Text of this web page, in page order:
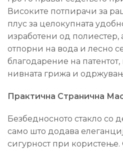
Високите потпирачи за
плус за целокупната
изработени од полиестер,
отпорни на вода и лесно
благодарение на патентот,
нивната грижа и
Практична Странична
Безбедносното стакло со
само што додава
сигурност при